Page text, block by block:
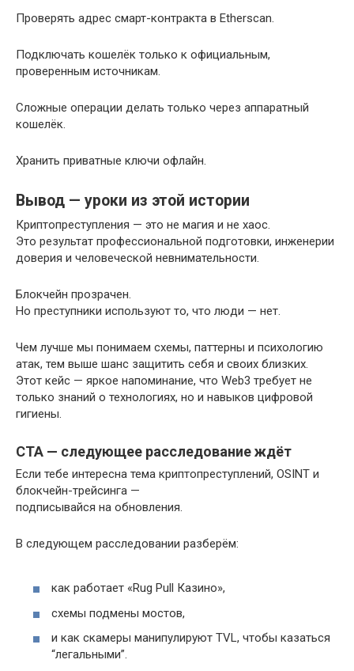
Проверять адрес смарт-контракта в Etherscan.
Подключать кошелёк только к официальным,
проверенным источникам.
Сложные операции делать только через аппаратный
кошелёк.
Хранить приватные ключи офлайн.
Вывод — уроки из этой истории
Криптопреступления — это не магия и не хаос.
Это результат профессиональной подготовки, инженерии
доверия и человеческой невнимательности.
Блокчейн прозрачен.
Но преступники используют то, что люди — нет.
Чем лучше мы понимаем схемы, паттерны и психологию
атак, тем выше шанс защитить себя и своих близких.
Этот кейс — яркое напоминание, что Web3 требует не
только знаний о технологиях, но и навыков цифровой
гигиены.
CTA — следующее расследование ждёт
Если тебе интересна тема криптопреступлений, OSINT и
блокчейн-трейсинга —
подписывайся на обновления.
В следующем расследовании разберём:
как работает «Rug Pull Казино»,
схемы подмены мостов,
и как скамеры манипулируют TVL, чтобы казаться
“легальными”.